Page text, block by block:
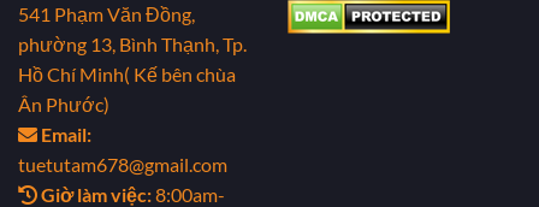
541 Phạm Văn Đồng,
phường 13, Bình Thạnh, Tp.
Hồ Chí Minh( Kế bên chùa
Ân Phước)
Email:
tuetutam678@gmail.com
Giờ làm việc:8:00am-